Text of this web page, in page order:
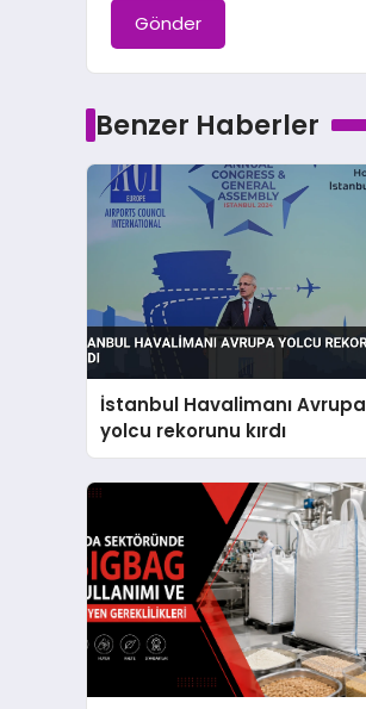
Gönder
Benzer Haberler
İstanbul Havalimanı Avrupa
yolcu rekorunu kırdı